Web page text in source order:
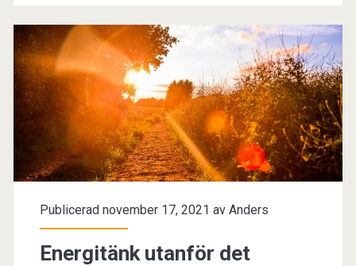
hem
på
bästa
sätt
Publicerad november 17, 2021 av Anders
Energitänk utanför det